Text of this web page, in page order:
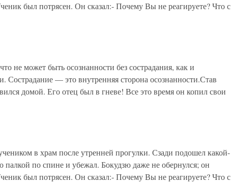
был потрясен. Он сказал:- Почему Вы не реагируете? Что с
не может быть осознанности без сострадания, как и
Сострадание — это внутренняя сторона осознанности.Став
домой. Его отец был в гневе! Все это время он копил свои
в храм после утренней прогулки. Сзади подошел какой-
палкой по спине и убежал. Бокудзю даже не обернулся; он
был потрясен. Он сказал:- Почему Вы не реагируете? Что с